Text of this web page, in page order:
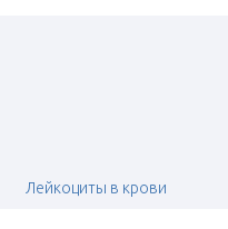
Лейкоциты в крови